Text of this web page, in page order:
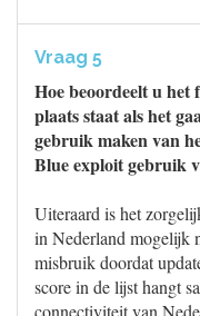
Vraag 5
Hoe beoordeelt u het
plaats staat als het
gebruik maken van
Blue exploit gebruik
Uiteraard is het
in Nederland mogelijk
misbruik doordat
score in de lijst hangt
connectiviteit van